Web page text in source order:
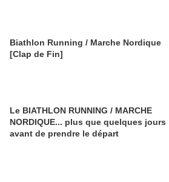
Biathlon Running / Marche Nordique
[Clap de Fin]
Le BIATHLON RUNNING / MARCHE
NORDIQUE... plus que quelques jours
avant de prendre le départ